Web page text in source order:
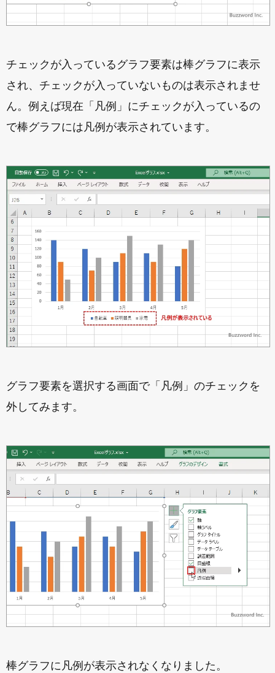
チェックが入っているグラフ要素は棒グラフに表示
され、チェックが入っていないものは表示されませ
ん。例えば現在「凡例」にチェックが入っているの
で棒グラフには凡例が表示されています。
グラフ要素を選択する画面で「凡例」のチェックを
外してみます。
棒グラフに凡例が表示されなくなりました。